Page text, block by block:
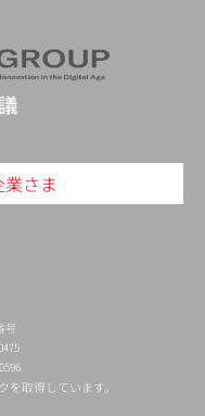
さま
号
を取得しています。